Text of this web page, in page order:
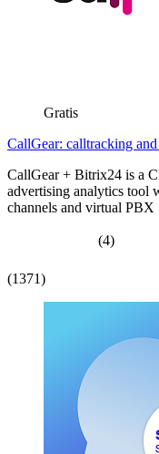
Gratis
CallGear: calltracking
CallGear + Bitrix24 is a
advertising analytics tool
channels and virtual PBX
(4)
(1371)